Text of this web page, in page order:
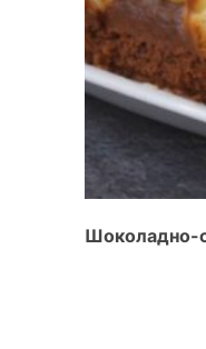
Шоколадно-